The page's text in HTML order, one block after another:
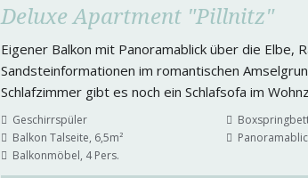
Deluxe Apartment "Pillnitz"
Eigener Balkon mit Panoramablick über die Elbe,
Sandsteinformationen im romantischen
Schlafzimmer gibt es noch ein Schlafsofa im
Geschirrspüler
Balkon Talseite, 6,5m²
Balkonmöbel, 4 Pers.